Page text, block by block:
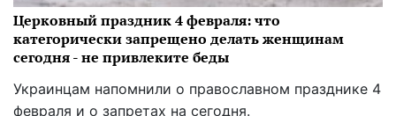
Церковный праздник 4 февраля: что
категорически запрещено делать женщинам
сегодня - не привлеките беды
Украинцам напомнили о православном празднике 4
февраля и о запретах на сегодня.